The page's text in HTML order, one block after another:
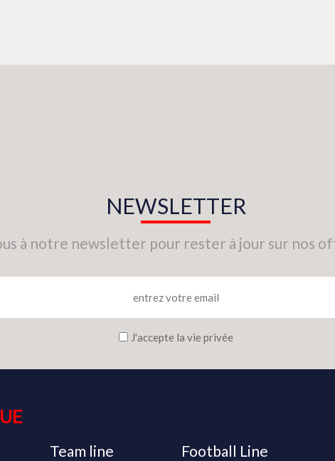
NEWSLETTER
à notre newsletter pour rester à jour sur nos
J'accepte la vie privée
Team line
Football Line